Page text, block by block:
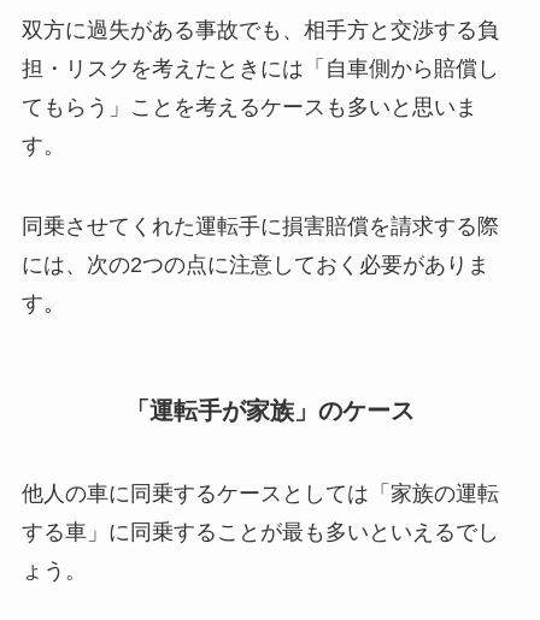
双方に過失がある事故でも、相手方と交渉する負
担・リスクを考えたときには「自車側から賠償し
てもらう」ことを考えるケースも多いと思いま
す。
同乗させてくれた運転手に損害賠償を請求する際
には、次の2つの点に注意しておく必要がありま
す。
「運転手が家族」のケース
他人の車に同乗するケースとしては「家族の運転
する車」に同乗することが最も多いといえるでし
ょう。